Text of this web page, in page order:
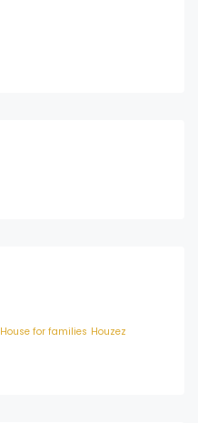
House for families Houzez